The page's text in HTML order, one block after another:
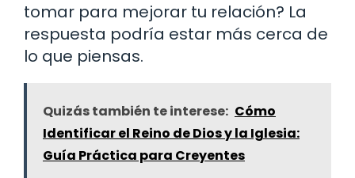
tomar para mejorar tu relación? La
respuesta podría estar más cerca de
lo que piensas.
Quizás también te interese: Cómo
Identificar el Reino de Dios y la Iglesia:
Guía Práctica para Creyentes